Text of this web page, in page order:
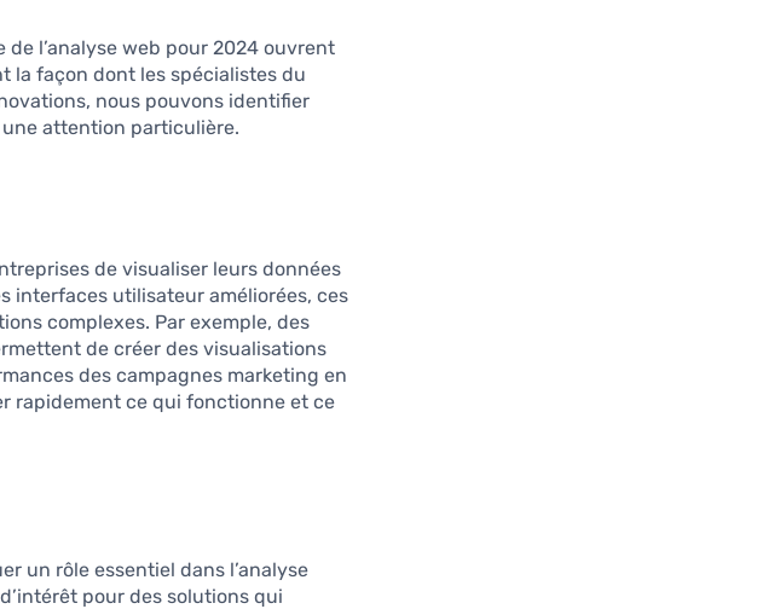
l’analyse web pour 2024 ouvrent
la façon dont les spécialistes du
nous pouvons identifier
attention particulière.
de visualiser leurs données
interfaces utilisateur améliorées, ces
complexes. Par exemple, des
de créer des visualisations
des campagnes marketing en
rapidement ce qui fonctionne et ce
un rôle essentiel dans l’analyse
pour des solutions qui